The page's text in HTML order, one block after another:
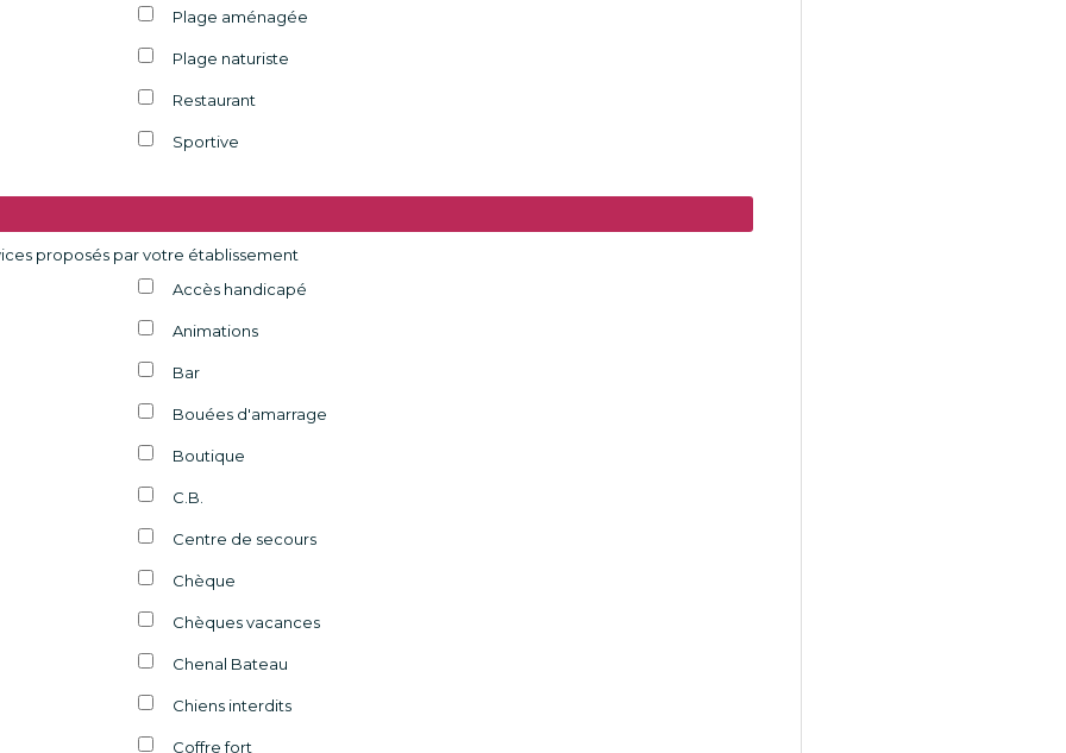
Plage aménagée
Plage naturiste
Restaurant
Sportive
proposés par votre établissement
Accès handicapé
Animations
Bar
Bouées d'amarrage
Boutique
C.B.
Centre de secours
Chèque
Chèques vacances
Chenal Bateau
Chiens interdits
Coffre fort